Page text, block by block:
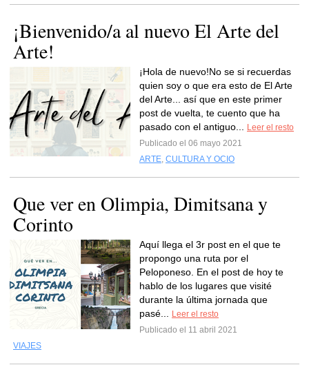
¡Bienvenido/a al nuevo El Arte del
Arte!
¡Hola de nuevo!No se si recuerdas
quien soy o que era esto de El Arte
del Arte... así que en este primer
post de vuelta, te cuento que ha
pasado con el antiguo...
Leer el resto
Publicado el 06 mayo 2021
ARTE, CULTURA Y OCIO
Que ver en Olimpia, Dimitsana y
Corinto
Aquí llega el 3r post en el que te
propongo una ruta por el
Peloponeso. En el post de hoy te
hablo de los lugares que visité
durante la última jornada que
pasé...
Leer el resto
Publicado el 11 abril 2021
VIAJES